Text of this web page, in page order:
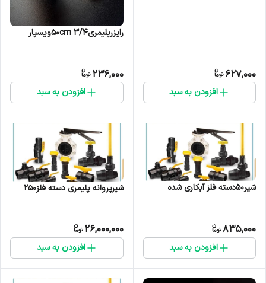
627,000
افزودن به سبد
رایزرپلیمری۳/۴ ۵۰cmویسپار
236,000
افزودن به سبد
شیر50دسته فلز آبکاری شده
835,000
افزودن به سبد
شیرپروانه پلیمری دسته فلز250
26,000,000
افزودن به سبد